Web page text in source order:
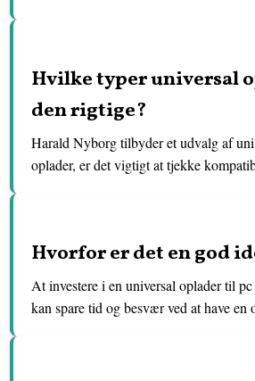
Hvilke typer universal
den rigtige?
Harald Nyborg tilbyder et udvalg af
oplader, er det vigtigt at tjekke
Hvorfor er det en god
At investere i en universal oplader til
kan spare tid og besvær ved at have en